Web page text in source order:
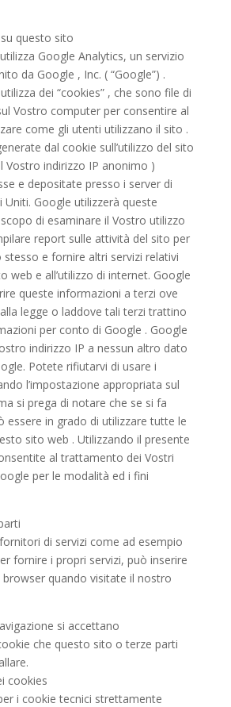
questo sito
Google Analytics, un servizio
da Google , Inc. ( “Google”) .
dei “cookies” , che sono file di
Vostro computer per consentire al
come gli utenti utilizzano il sito .
dal cookie sull’utilizzo del sito
Vostro indirizzo IP anonimo )
e depositate presso i server di
Uniti. Google utilizzerà queste
di esaminare il Vostro utilizzo
report sulle attività del sito per
stesso e fornire altri servizi relativi
web e all’utilizzo di internet. Google
queste informazioni a terzi ove
legge o laddove tali terzi trattino
per conto di Google . Google
indirizzo IP a nessun altro dato
Potete rifiutarvi di usare i
l’impostazione appropriata sul
si prega di notare che se si fa
essere in grado di utilizzare tutte le
sito web . Utilizzando il presente
al trattamento dei Vostri
per le modalità ed i fini
di servizi come ad esempio
fornire i propri servizi, può inserire
quando visitate il nostro
si accettano
che questo sito o terze parti
cookies
i cookie tecnici strettamente